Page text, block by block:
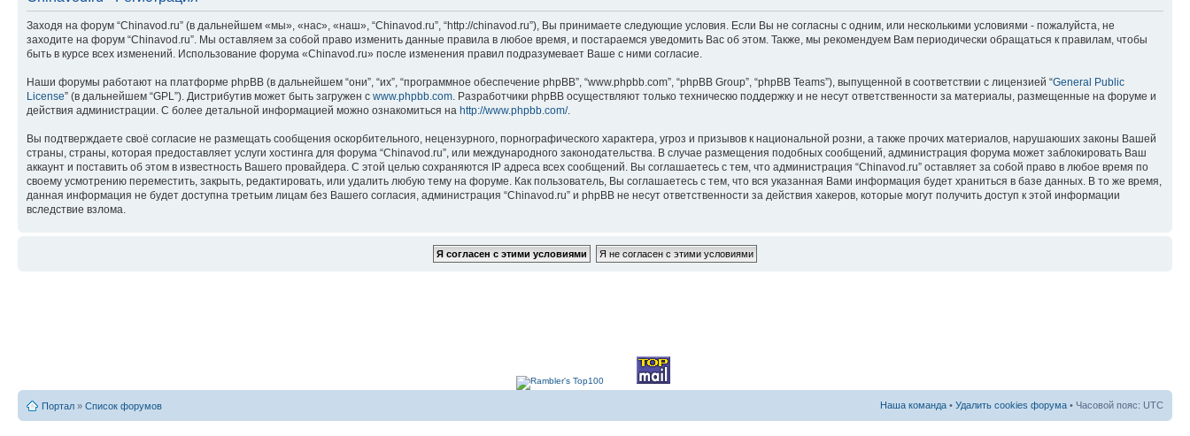
Заходя на форум “Chinavod.ru” (в дальнейшем «мы», «нас», «наш», “Chinavod.ru”, “http://chinavod.ru”), Вы принимаете следующие условия. Если Вы не согласны с одним, или несколькими условиями - пожалуйста, не
заходите на форум “Chinavod.ru”. Мы оставляем за собой право изменить данные правила в любое время, и постараемся уведомить Вас об этом. Также, мы рекомендуем Вам периодически обращаться к правилам, чтобы
быть в курсе всех изменений. Использование форума «Chinavod.ru» после изменения правил подразумевает Ваше с ними согласие.
Наши форумы работают на платформе phpBB (в дальнейшем “они”, “их”, “программное обеспечение phpBB”, “www.phpbb.com”, “phpBB Group”, “phpBB Teams”), выпущенной в соответствии с лицензией “General Public
License” (в дальнейшем “GPL”). Дистрибутив может быть загружен с www.phpbb.com. Разработчики phpBB осуществляют только техническю поддержку и не несут ответственности за материалы, размещенные на форуме и
действия администрации. С более детальной информацией можно ознакомиться на http://www.phpbb.com/.
Вы подтверждаете своё согласие не размещать сообщения оскорбительного, нецензурного, порнографического характера, угроз и призывов к национальной розни, а также прочих материалов, нарушаюших законы Вашей
страны, страны, которая предоставляет услуги хостинга для форума “Chinavod.ru”, или международного законодательства. В случае размещения подобных сообщений, администрация форума может заблокировать Ваш
аккаунт и поставить об этом в известность Вашего провайдера. С этой целью сохраняются IP адреса всех сообщений. Вы соглашаетесь с тем, что администрация “Chinavod.ru” оставляет за собой право в любое время по
своему усмотрению переместить, закрыть, редактировать, или удалить любую тему на форуме. Как пользователь, Вы соглашаетесь с тем, что вся указанная Вами информация будет храниться в базе данных. В то же время,
данная информация не будет доступна третьим лицам без Вашего согласия, администрация “Chinavod.ru” и phpBB не несут ответственности за действия хакеров, которые могут получить доступ к этой информации
вследствие взлома.
Портал » Список форумов Наша команда • Удалить cookies форума • Часовой пояс: UTC